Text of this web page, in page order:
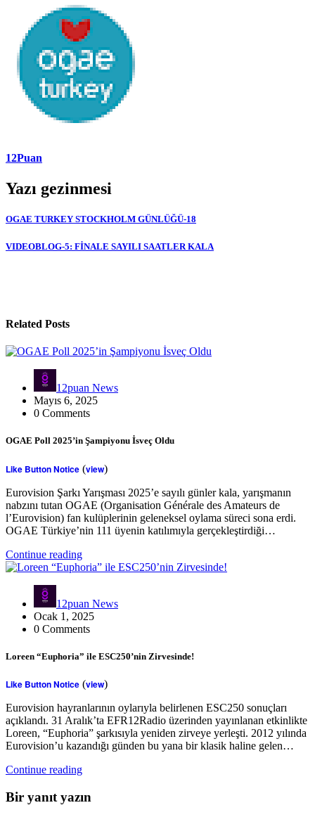
12Puan
Yazı gezinmesi
OGAE TURKEY STOCKHOLM GÜNLÜĞÜ-18
VIDEOBLOG-5: FİNALE SAYILI SAATLER KALA
Related Posts
12puan News
Mayıs 6, 2025
0 Comments
OGAE Poll 2025’in Şampiyonu İsveç Oldu
Like Button Notice (view)
Eurovision Şarkı Yarışması 2025’e sayılı günler kala, yarışmanın
nabzını tutan OGAE (Organisation Générale des Amateurs de
l’Eurovision) fan kulüplerinin geleneksel oylama süreci sona erdi.
OGAE Türkiye’nin 111 üyenin katılımıyla gerçekleştirdiği…
Continue reading
12puan News
Ocak 1, 2025
0 Comments
Loreen “Euphoria” ile ESC250’nin Zirvesinde!
Like Button Notice (view)
Eurovision hayranlarının oylarıyla belirlenen ESC250 sonuçları
açıklandı. 31 Aralık’ta EFR12Radio üzerinden yayınlanan etkinlikte
Loreen, “Euphoria” şarkısıyla yeniden zirveye yerleşti. 2012 yılında
Eurovision’u kazandığı günden bu yana bir klasik haline gelen…
Continue reading
Bir yanıt yazın